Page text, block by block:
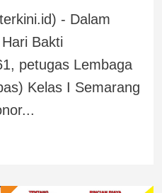
- Dalam
Bakti
petugas Lembaga
Kelas I Semarang